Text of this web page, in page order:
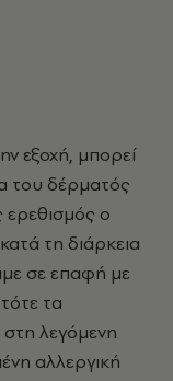
εξοχή, μπορεί
του δέρματός
ερεθισμός ο
τη διάρκεια
σε επαφή με
τα
λεγόμενη
αλλεργική